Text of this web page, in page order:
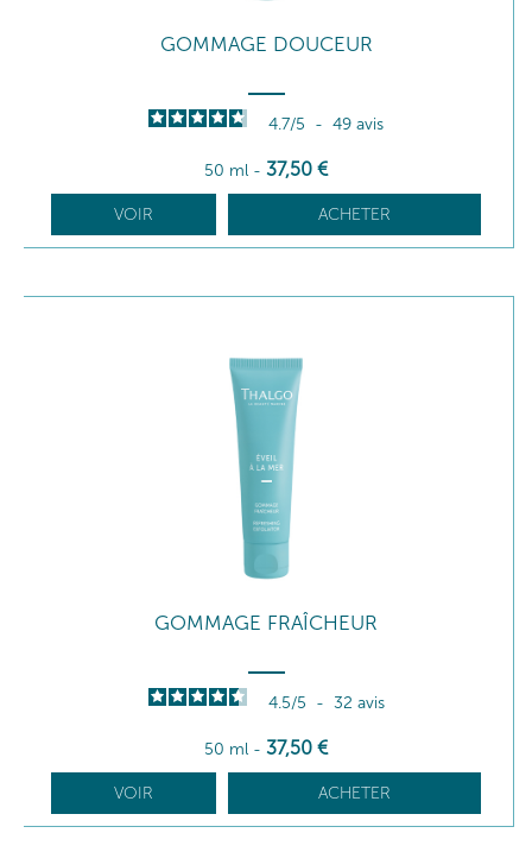
GOMMAGE DOUCEUR
4.7/5 - 49 avis
50 ml - 37,50 €
VOIR ACHETER
GOMMAGE FRAÎCHEUR
4.5/5 - 32 avis
50 ml - 37,50 €
VOIR ACHETER